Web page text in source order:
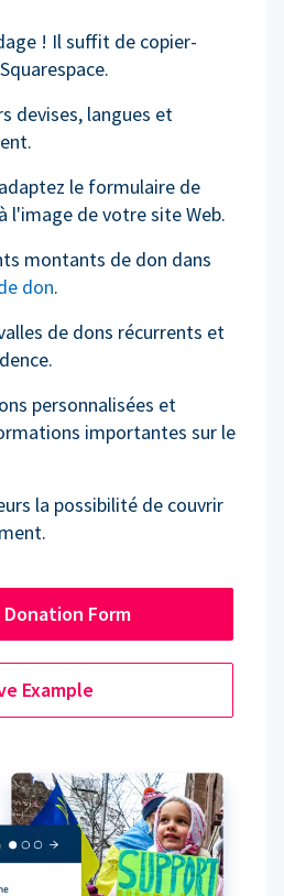
! Il suffit de copier-
devises, langues et
le formulaire de
l'image de votre site Web.
montants de don dans
don.
de dons récurrents et
personnalisées et
importantes sur le
la possibilité de couvrir
Form
Example